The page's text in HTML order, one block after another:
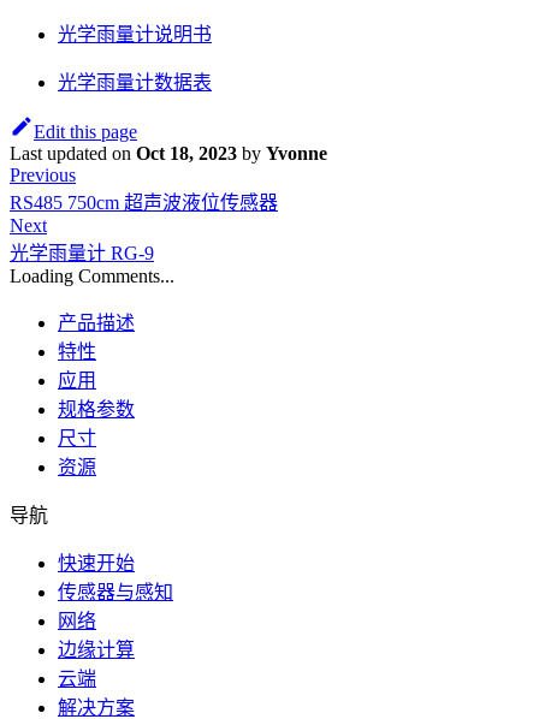
光学雨量计说明书
光学雨量计数据表
Edit this page
Last updated on Oct 18, 2023 by Yvonne
Previous
RS485 750cm 超声波液位传感器
Next
光学雨量计 RG-9
Loading Comments...
产品描述
特性
应用
规格参数
尺寸
资源
导航
快速开始
传感器与感知
网络
边缘计算
云端
解决方案